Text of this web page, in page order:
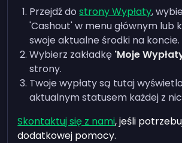
Przejdź dostrony Wypłaty,
'Cashout' w menu głównym lub
swoje aktualne środki na koncie.
Wybierz zakładkę 'Moje
strony.
Twoje wypłaty są tutaj
aktualnym statusem każdej z
Skontaktuj się z nami, jeśli
dodatkowej pomocy.